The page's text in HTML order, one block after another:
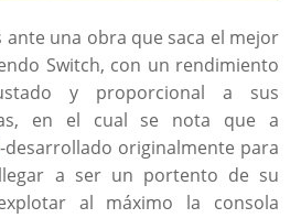
ante una obra que saca el mejor
Switch, con un rendimiento
y proporcional a sus
en el cual se nota que a
-desarrollado originalmente para
a ser un portento de su
al máximo la consola